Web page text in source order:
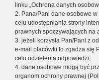
linku „Ochrona danych
2. Pana/Pani dane osobowe
celu udostępniania strony
prawnych spoczywających na
3. jeżeli korzysta Pan/Pani z
e-mail placówki to zgadza się
celu udzielenia odpowiedzi,
4. dane osobowe mogą być
organom ochrony prawnej